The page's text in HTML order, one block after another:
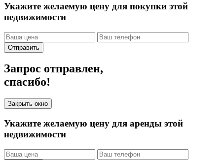
Укажите желаемую цену для покупки этой
недвижимости
Отправить
Запрос отправлен,
спасибо!
Закрыть окно
Укажите желаемую цену для аренды этой
недвижимости